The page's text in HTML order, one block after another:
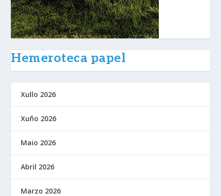
Hemeroteca papel
Xullo 2026
Xuño 2026
Maio 2026
Abril 2026
Marzo 2026